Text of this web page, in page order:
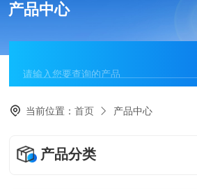
产品中心
当前位置：首页 产品中心
产品分类